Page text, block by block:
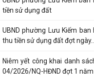
tiền sử dụng đất
UBND phường Lưu Kiếm
thu tiền sử dụng đất đợt
Niêm yết công khai danh
04/2026/NQ-HĐND đợt 1